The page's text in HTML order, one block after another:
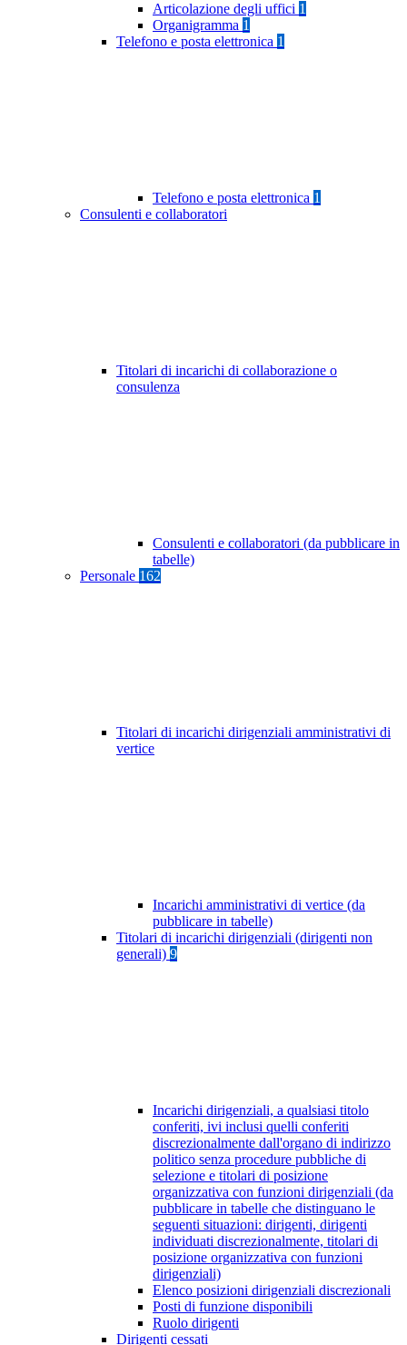
Articolazione degli uffici 1
Organigramma 1
Telefono e posta elettronica 1
Telefono e posta elettronica 1
Consulenti e collaboratori
Titolari di incarichi di collaborazione o
consulenza
Consulenti e collaboratori (da pubblicare in
tabelle)
Personale 162
Titolari di incarichi dirigenziali amministrativi di
vertice
Incarichi amministrativi di vertice (da
pubblicare in tabelle)
Titolari di incarichi dirigenziali (dirigenti non
generali) 9
Incarichi dirigenziali, a qualsiasi titolo
conferiti, ivi inclusi quelli conferiti
discrezionalmente dall'organo di indirizzo
politico senza procedure pubbliche di
selezione e titolari di posizione
organizzativa con funzioni dirigenziali (da
pubblicare in tabelle che distinguano le
seguenti situazioni: dirigenti, dirigenti
individuati discrezionalmente, titolari di
posizione organizzativa con funzioni
dirigenziali)
Elenco posizioni dirigenziali discrezionali
Posti di funzione disponibili
Ruolo dirigenti
Dirigenti cessati